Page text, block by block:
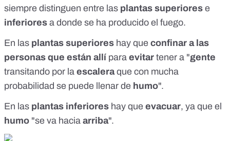
siempre distinguen entre las plantas superiores e
inferiores a donde se ha producido el fuego.
En las plantas superiores hay que confinar a las
personas que están allí para evitar tener a "gente
transitando por la escaleraque con mucha
probabilidad se puede llenar de humo".
En las plantas inferiores hay que evacuar, ya que el
humo "se va hacia arriba".